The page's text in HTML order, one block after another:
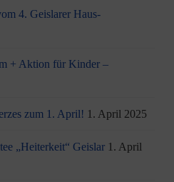
4. Geislarer Haus-
+ Aktion für Kinder –
zum 1. April! 1. April 2025
„Heiterkeit“ Geislar 1. April